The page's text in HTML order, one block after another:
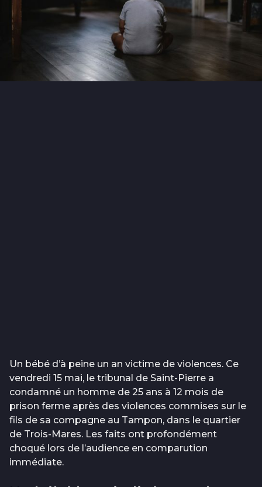
Un bébé d’à peine un an victime de violences. Ce
vendredi 15 mai, le tribunal de Saint-Pierre a
condamné un homme de 25 ans à 12 mois de
prison ferme après des violences commises sur le
fils de sa compagne au Tampon, dans le quartier
de Trois-Mares. Les faits ont profondément
choqué lors de l’audience en comparution
immédiate.